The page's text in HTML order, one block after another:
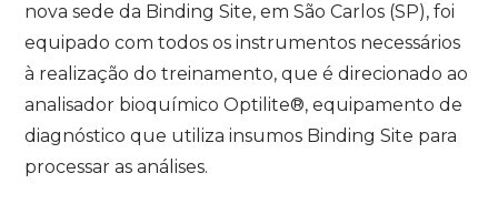
nova sede da Binding Site, em São Carlos (SP), foi
equipado com todos os instrumentos necessários
à realização do treinamento, que é direcionado ao
analisador bioquímico Optilite®, equipamento de
diagnóstico que utiliza insumos Binding Site para
processar as análises.